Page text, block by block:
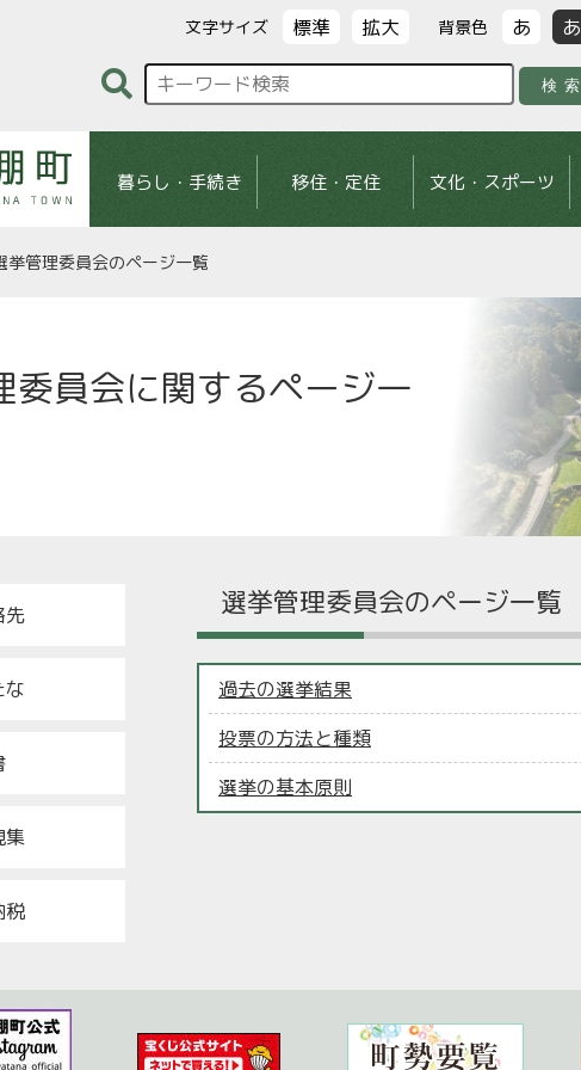
文字サイズ 標準 拡大 背景色 あ あ
検索
暮らし・手続き 移住・定住 文化・スポーツ
挙管理委員会のページ一覧
委員会に関するページ一
選挙管理委員会のページ一覧
過去の選挙結果
投票の方法と種類
選挙の基本原則
先
な
集
税